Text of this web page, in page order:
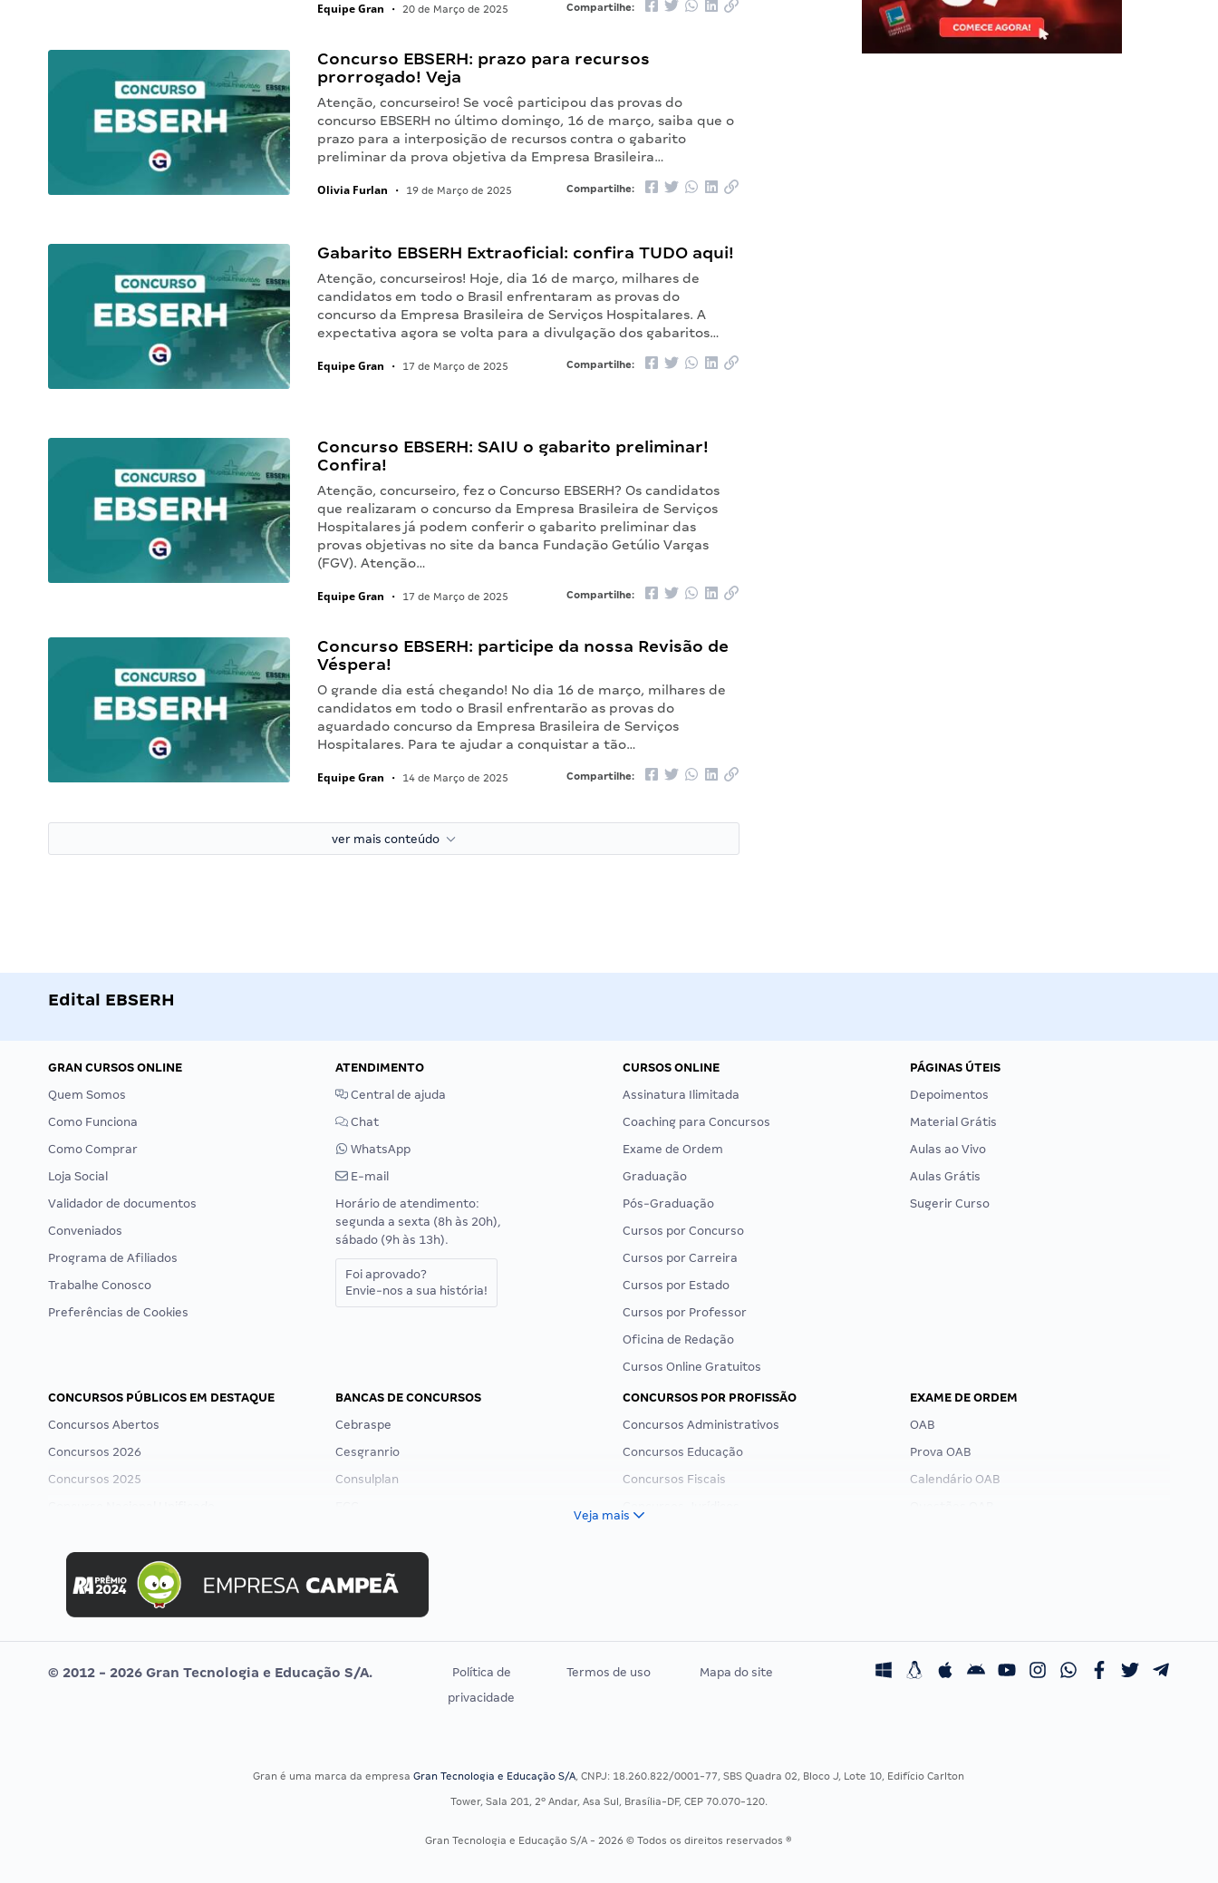
Equipe Gran • 20 de Março de 2025 Compartilhe:
Concurso EBSERH: prazo para recursos
prorrogado! Veja
Atenção, concurseiro! Se você participou das provas do
concurso EBSERH no último domingo, 16 de março, saiba que o
prazo para a interposição de recursos contra o gabarito
preliminar da prova objetiva da Empresa Brasileira…
Olivia Furlan • 19 de Março de 2025 Compartilhe:
Gabarito EBSERH Extraoficial: confira TUDO aqui!
Atenção, concurseiros! Hoje, dia 16 de março, milhares de
candidatos em todo o Brasil enfrentaram as provas do
concurso da Empresa Brasileira de Serviços Hospitalares. A
expectativa agora se volta para a divulgação dos gabaritos…
Equipe Gran • 17 de Março de 2025 Compartilhe:
Concurso EBSERH: SAIU o gabarito preliminar!
Confira!
Atenção, concurseiro, fez o Concurso EBSERH? Os candidatos
que realizaram o concurso da Empresa Brasileira de Serviços
Hospitalares já podem conferir o gabarito preliminar das
provas objetivas no site da banca Fundação Getúlio Vargas
(FGV). Atenção…
Equipe Gran • 17 de Março de 2025 Compartilhe:
Concurso EBSERH: participe da nossa Revisão de
Véspera!
O grande dia está chegando! No dia 16 de março, milhares de
candidatos em todo o Brasil enfrentarão as provas do
aguardado concurso da Empresa Brasileira de Serviços
Hospitalares. Para te ajudar a conquistar a tão…
Equipe Gran • 14 de Março de 2025 Compartilhe:
ver mais conteúdo
Edital EBSERH
GRAN CURSOS ONLINE
Quem Somos
Como Funciona
Como Comprar
Loja Social
Validador de documentos
Conveniados
Programa de Afiliados
Trabalhe Conosco
Preferências de Cookies
ATENDIMENTO
Central de ajuda
Chat
WhatsApp
E-mail
Horário de atendimento:
segunda a sexta (8h às 20h),
sábado (9h às 13h).
Foi aprovado?
Envie-nos a sua história!
CURSOS ONLINE
Assinatura Ilimitada
Coaching para Concursos
Exame de Ordem
Graduação
Pós-Graduação
Cursos por Concurso
Cursos por Carreira
Cursos por Estado
Cursos por Professor
Oficina de Redação
Cursos Online Gratuitos
PÁGINAS ÚTEIS
Depoimentos
Material Grátis
Aulas ao Vivo
Aulas Grátis
Sugerir Curso
CONCURSOS PÚBLICOS EM DESTAQUE
Concursos Abertos
Concursos 2026
Concursos 2025
Concurso MPU
Editais publicados
BANCAS DE CONCURSOS
Cebraspe
Cesgranrio
Consulplan
Selecon
Uniase
Vunesp
CONCURSOS POR PROFISSÃO
Concursos Administrativos
Concursos Educação
Concursos Fiscais
Residência Multiprofissional
EXAME DE ORDEM
OAB
Prova OAB
Calendário OAB
Veja mais
© 2012 - 2026 Gran Tecnologia e Educação S/A.
Política de
privacidade
Termos de uso Mapa do site
Gran é uma marca da empresaGran Tecnologia e Educação S/A, CNPJ: 18.260.822/0001-77, SBS Quadra 02, Bloco J, Lote 10, Edifício Carlton
Tower, Sala 201, 2º Andar, Asa Sul, Brasília-DF, CEP 70.070-120.
Gran Tecnologia e Educação S/A - 2026 © Todos os direitos reservados ®